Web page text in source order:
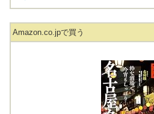
Amazon.co.jpで買う